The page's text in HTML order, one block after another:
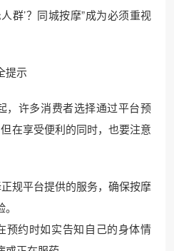
群’？同城按摩”成为必须重视
提示
，许多消费者选择通过平台预
在享受便利的同时，也要注意
规平台提供的服务，确保按摩
预约时如实告知自己的身体情